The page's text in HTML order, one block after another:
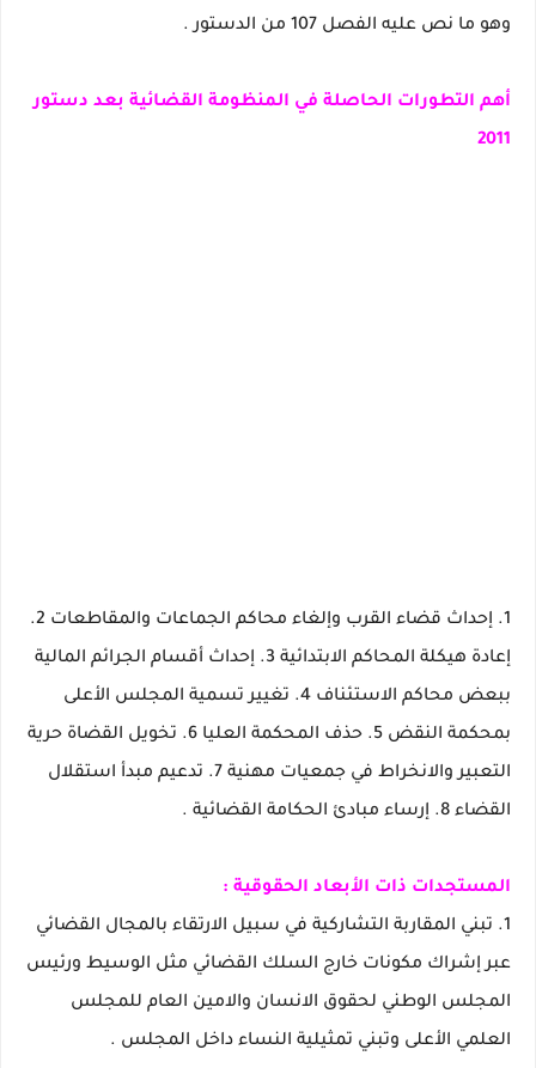
وهو ما نص عليه الفصل 107 من الدستور .
أهم التطورات الحاصلة في المنظومة القضائية بعد دستور
2011
1. إحداث قضاء القرب وإلغاء محاكم الجماعات والمقاطعات 2.
إعادة هيكلة المحاكم الابتدائية 3. إحداث أقسام الجرائم المالية
ببعض محاكم الاستئناف 4. تغيير تسمية المجلس الأعلى
بمحكمة النقض 5. حذف المحكمة العليا 6. تخويل القضاة حرية
التعبير والانخراط في جمعيات مهنية 7. تدعيم مبدأ استقلال
القضاء 8. إرساء مبادئ الحكامة القضائية .
المستجدات ذات الأبعاد الحقوقية :
1. تبني المقاربة التشاركية في سبيل الارتقاء بالمجال القضائي
عبر إشراك مكونات خارج السلك القضائي مثل الوسيط ورئيس
المجلس الوطني لحقوق الانسان والامين العام للمجلس
العلمي الأعلى وتبني تمثيلية النساء داخل المجلس .